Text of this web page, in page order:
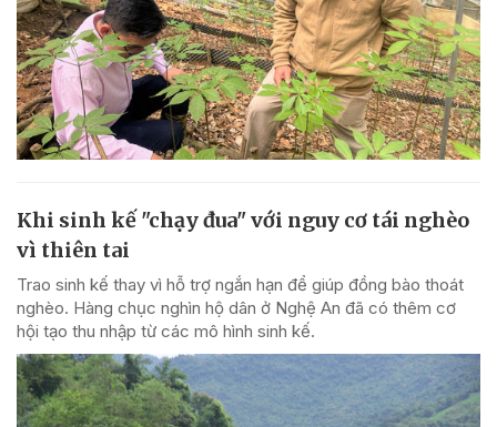
Khi sinh kế "chạy đua" với nguy cơ tái nghèo
vì thiên tai
Trao sinh kế thay vì hỗ trợ ngắn hạn để giúp đồng bào thoát
nghèo. Hàng chục nghìn hộ dân ở Nghệ An đã có thêm cơ
hội tạo thu nhập từ các mô hình sinh kế.